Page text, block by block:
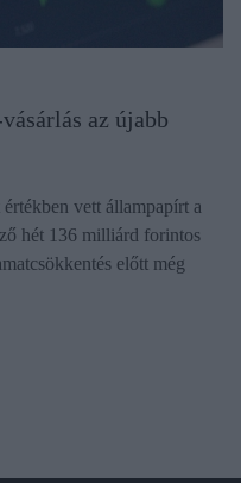
az újabb
vett állampapírt a
hét 136 milliárd forintos
előtt még